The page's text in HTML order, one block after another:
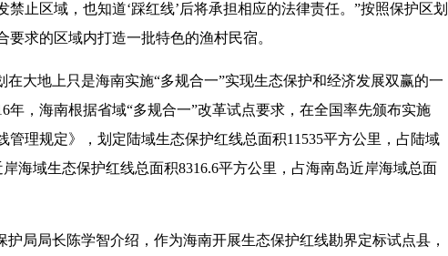
禁止区域，也知道‘踩红线’后将承担相应的法律责任。”按照保护区划
要求的区域内打造一批特色的渔村民宿。
在大地上只是海南实施“多规合一”实现生态保护和经济发展双赢的一
年，海南根据省域“多规合一”改革试点要求，在全国率先颁布实施
管理规定》，划定陆域生态保护红线总面积11535平方公里，占陆域
海域生态保护红线总面积8316.6平方公里，占海南岛近岸海域总面
护局局长陈学智介绍，作为海南开展生态保护红线勘界定标试点县，